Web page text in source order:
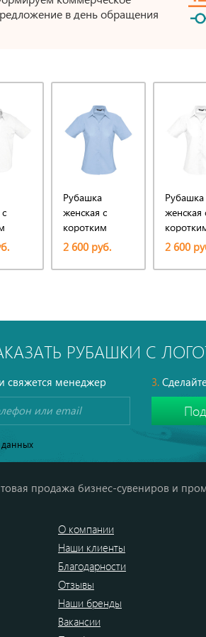
в день обращения
Рубашка
женская с
коротким
рукавом Elite,
голубая
2 600 руб.
Рубашка
женская
рукавом
2 600
РУБАШКИ С
свяжется менеджер 3.
продажа бизнес-сувениров и
О компании
Наши клиенты
Благодарности
Отзывы
Наши бренды
Вакансии